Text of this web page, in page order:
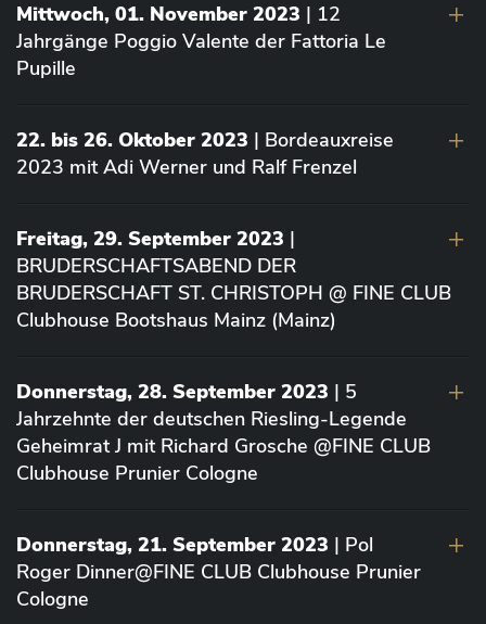
Mittwoch, 01. November 2023 | 12
Jahrgänge Poggio Valente der Fattoria Le
Pupille
22. bis 26. Oktober 2023 | Bordeauxreise
2023 mit Adi Werner und Ralf Frenzel
Freitag, 29. September 2023 |
BRUDERSCHAFTSABEND DER
BRUDERSCHAFT ST. CHRISTOPH @ FINE CLUB
Clubhouse Bootshaus Mainz (Mainz)
Donnerstag, 28. September 2023 | 5
Jahrzehnte der deutschen Riesling-Legende
Geheimrat J mit Richard Grosche @FINE CLUB
Clubhouse Prunier Cologne
Donnerstag, 21. September 2023 | Pol
Roger Dinner@FINE CLUB Clubhouse Prunier
Cologne